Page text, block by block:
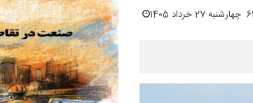
چهارشنبه 27 خرداد 1405